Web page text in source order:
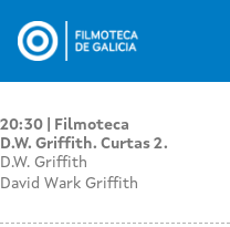
contenido
20:30
Filmoteca
D.W. Griffith. Curtas 2.
D.W. Griffith
David Wark Griffith